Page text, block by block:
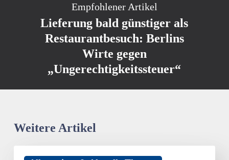
Empfohlener Artikel
Lieferung bald günstiger als
Restaurantbesuch: Berlins
Wirte gegen
„Ungerechtigkeitssteuer“
Weitere Artikel